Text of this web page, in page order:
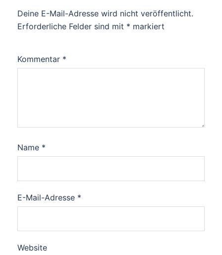
Deine E-Mail-Adresse wird nicht veröffentlicht.
Erforderliche Felder sind mit * markiert
Kommentar *
Name *
E-Mail-Adresse *
Website